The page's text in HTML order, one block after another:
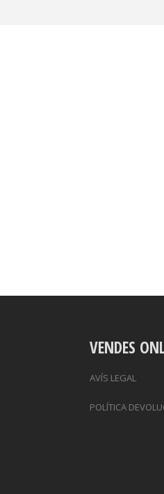
VENDES
AVÍS LEGAL
POLÍTICA